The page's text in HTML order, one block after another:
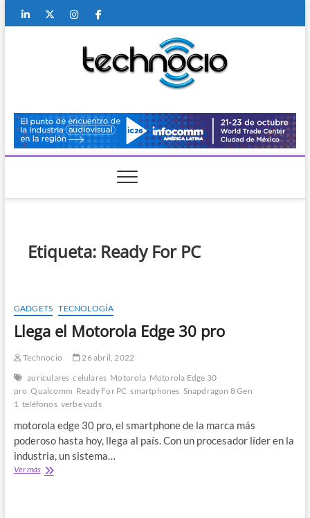
Saltar
LinkedinTwitter
Instagram
Facebook
Technocio
Etiqueta: Ready For PC
GADGETS TECNOLOGÍA
Llega el Motorola Edge 30 pro
Technocio
26 abril, 2022
auriculares celulares Motorola Motorola Edge 30
pro Qualcomm Ready For PC smartphones Snapdragon 8 Gen
1 teléfonos verbe vuds
motorola edge 30 pro, el smartphone de la marca más
poderoso hasta hoy, llega al país. Con un procesador líder en la
industria, un sistema…
Ver másLlega